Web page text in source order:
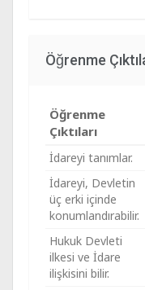
Öğrenme
Öğrenme
Çıktıları
İdareyi tanımlar.
İdareyi, Devletin
üç erki içinde
konumlandırabilir.
Hukuk Devleti
ilkesi ve İdare
ilişkisini bilir.